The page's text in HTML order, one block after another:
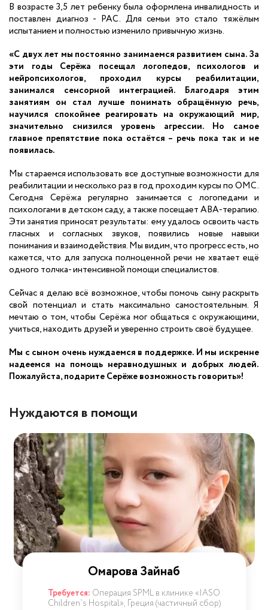
В возрасте 3,5 лет ребенкубыла оформлена инвалидность и
поставлен диагноз - РАС. Для семьи это стало тяжёлым
испытанием и полностью изменило привычную жизнь.
«С двух лет мы постоянно занимаемся развитием сына. За
эти годы Серёжа посещал логопедов, психологов и
нейропсихологов, проходил курсы реабилитации,
занимался сенсорной интеграцией. Благодаря этим
занятиям он стал лучше понимать обращённую речь,
научился спокойнее реагировать на окружающий мир,
значительно снизился уровень агрессии. Но самое
главное препятствие пока остаётся – речьпока так и не
появилась.
Мы стараемся использовать все доступные возможности для
реабилитации и несколько раз в год проходим курсы по ОМС.
Сегодня Серёжа регулярно занимается с логопедами и
психологами в детском саду, а также посещает АВА-терапию.
Эти занятия приносят результаты: ему удалось освоить часть
гласных и согласных звуков, появились новые навыки
понимания и взаимодействия. Мы видим, что прогресс есть, но
кажется, что для запуска полноценной речи не хватает ещё
одного толчка-интенсивной помощи специалистов.
Сейчас я делаю всё возможное, чтобы помочь сыну раскрыть
свой потенциал и стать максимально самостоятельным. Я
мечтаю о том, чтобы Серёжа мог общаться с окружающими,
учиться, находить друзей и уверенно строить своё будущее.
Мы с сыном очень нуждаемся в поддержке. И мы искренне
надеемся на помощь неравнодушных и добрых людей.
Пожалуйста, подарите Серёже возможностьговорить»!
Нуждаются в помощи
Омарова Зайнаб
Требуется: Операция SPML в клинике «IASO
Children`s Hospital», Греция (частичный сбор)